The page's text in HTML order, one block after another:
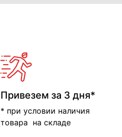
Привезем за 3 дня*
* при условии наличия
товара на складе